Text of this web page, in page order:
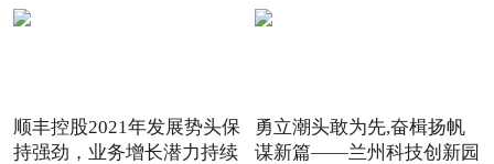
顺丰控股2021年发展势头保
持强劲，业务增长潜力持续
勇立潮头敢为先,奋楫扬帆
谋新篇——兰州科技创新园